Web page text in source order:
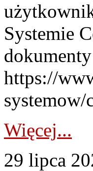
Systemie
https://
Więcej...
29 lipca